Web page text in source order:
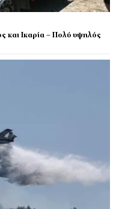
και Ικαρία – Πολύ υψηλός